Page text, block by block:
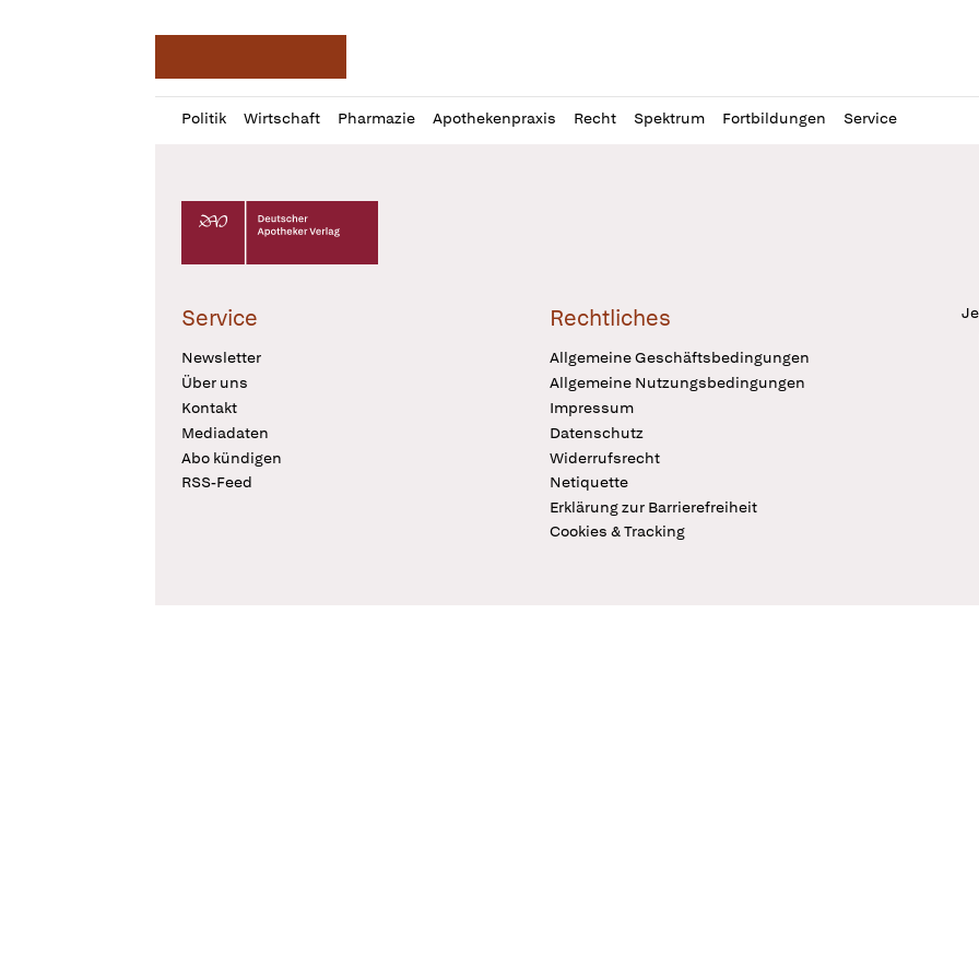
Politik Wirtschaft Pharmazie Apothekenpraxis Recht Spektrum Fortbildungen Service
Profil
öffnen
Daz
Pur
Deutscher Apotheker Verlag Logo
Service
Newsletter
Über uns
Kontakt
Mediadaten
Abo kündigen
RSS-Feed
Rechtliches
Allgemeine Geschäftsbedingungen
Allgemeine Nutzungsbedingungen
Impressum
Datenschutz
Widerrufsrecht
Netiquette
Erklärung zur Barrierefreiheit
Cookies & Tracking